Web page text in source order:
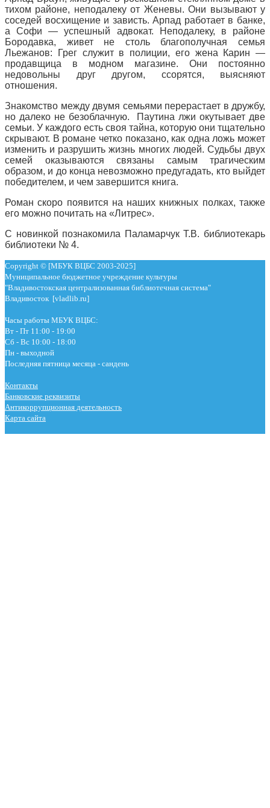
тихом районе, неподалеку от Женевы. Они вызывают у
соседей восхищение и зависть. Арпад работает в банке,
а Софи — успешный адвокат. Неподалеку, в районе
Бородавка, живет не столь благополучная семья
Льежанов: Грег служит в полиции, его жена Карин —
продавщица в модном магазине. Они постоянно
недовольны друг другом, ссорятся, выясняют
отношения.
Знакомство между двумя семьями перерастает в дружбу,
но далеко не безоблачную. Паутина лжи окутывает две
семьи. У каждого есть своя тайна, которую они тщательно
скрывают. В романе четко показано, как одна ложь может
изменить и разрушить жизнь многих людей. Судьбы двух
семей оказываются связаны самым трагическим
образом, и до конца невозможно предугадать, кто выйдет
победителем, и чем завершится книга.
Роман скоро появится на наших книжных полках, также
его можно почитать на «Литрес».
С новинкой познакомила Паламарчук Т.В. библиотекарь
библиотеки № 4.
Copyright © [МБУК ВЦБС 2003-2025]
Муниципальное бюджетное учреждение культуры
"Владивостокская централизованная библиотечная система"
Владивосток [vladlib.ru]
Часы работы МБУК ВЦБС:
Вт - Пт 11:00 - 19:00
Сб - Вс 10:00 - 18:00
Пн - выходной
Последняя пятница месяца - сандень
Контакты
Банковские реквизиты
Антикоррупционная деятельность
Карта сайта